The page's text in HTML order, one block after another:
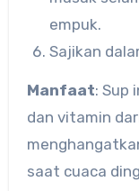
empuk.
Sajikan
Manfaat: Sup
dan vitamin
saat cuaca